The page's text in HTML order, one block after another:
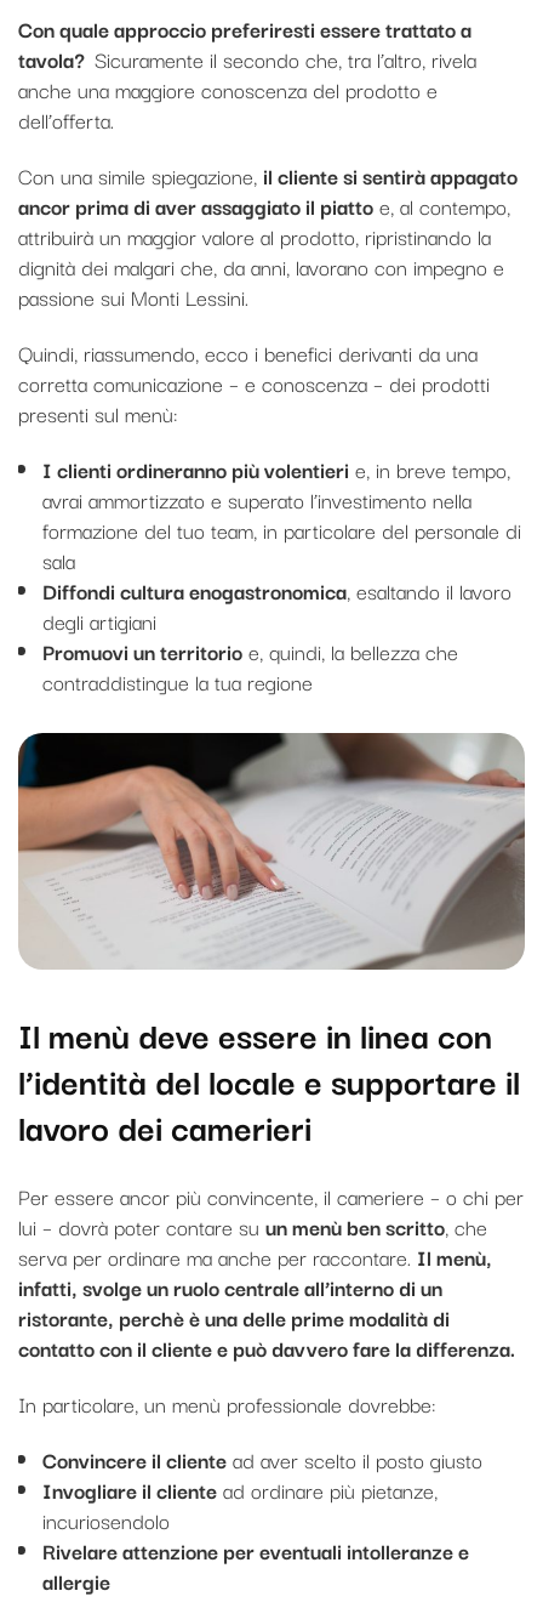
Con quale approccio preferiresti essere trattato a
tavola? Sicuramente il secondo che, tra l’altro, rivela
anche una maggiore conoscenza del prodotto e
dell’offerta.
Con una simile spiegazione, il cliente si sentirà appagato
ancor prima di aver assaggiato il piattoe, al contempo,
attribuirà un maggior valore al prodotto, ripristinando la
dignità dei malgari che, da anni, lavorano con impegno e
passione sui Monti Lessini.
Quindi, riassumendo, ecco i benefici derivanti da una
corretta comunicazione – e conoscenza – dei prodotti
presenti sul menù:
I clienti ordineranno più volentieri e, in breve tempo,
avrai ammortizzato e superato l’investimento nella
formazione del tuo team, in particolare del personale di
sala
Diffondi cultura enogastronomica, esaltando il lavoro
degli artigiani
Promuovi un territorioe, quindi, la bellezza che
contraddistingue la tua regione
Il menù deve essere in linea con
l’identità del locale e supportare il
lavoro dei camerieri
Per essere ancor più convincente, il cameriere – o chi per
lui – dovrà poter contare su un menù ben scritto, che
serva per ordinare ma anche per raccontare. Il menù,
infatti, svolge un ruolo centrale all’interno di un
ristorante, perchè è una delle prime modalità di
contatto con il cliente e può davvero fare la differenza.
In particolare, un menù professionale dovrebbe:
Convincere il clientead aver scelto il posto giusto
Invogliare il clientead ordinare più pietanze,
incuriosendolo
Rivelare attenzione per eventuali intolleranze e
allergie